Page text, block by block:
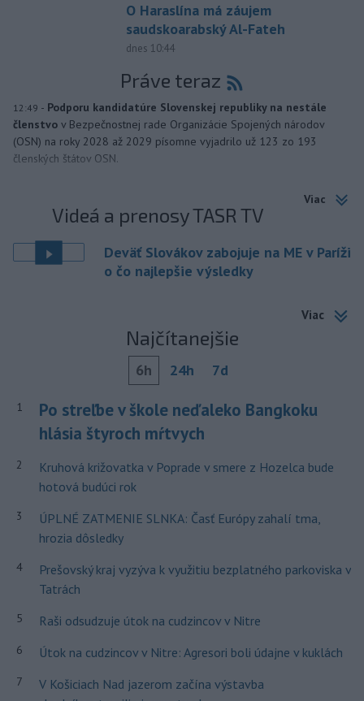
O Haraslína má záujem
saudskoarabský Al-Fateh
dnes 10:44
Práve teraz
12:49 - Podporu kandidatúre Slovenskej republiky na nestále
členstvo v Bezpečnostnej rade Organizácie Spojených národov
(OSN) na roky 2028 až 2029 písomne vyjadrilo už 123 zo 193
členských štátov OSN.
Viac
Videá a prenosy TASR TV
Deväť Slovákov zabojuje na ME v Paríži
o čo najlepšie výsledky
Viac
Najčítanejšie
6h 24h 7d
1
Po streľbe v škole neďaleko Bangkoku
hlásia štyroch mŕtvych
2
Kruhová križovatka v Poprade v smere z Hozelca bude
hotová budúci rok
3
ÚPLNÉ ZATMENIE SLNKA: Časť Európy zahalí tma,
hrozia dôsledky
4
Prešovský kraj vyzýva k využitiu bezplatného parkoviska v
Tatrách
5 Raši odsudzuje útok na cudzincov v Nitre
6 Útok na cudzincov v Nitre: Agresori boli údajne v kuklách
7
V Košiciach Nad jazerom začína výstavba